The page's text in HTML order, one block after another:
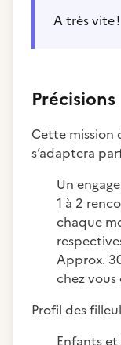
A très vite !
Précisions
Cette mission
s’adaptera
Un
1 à 2
chaque
Approx.
chez
Profil des
Enfants et